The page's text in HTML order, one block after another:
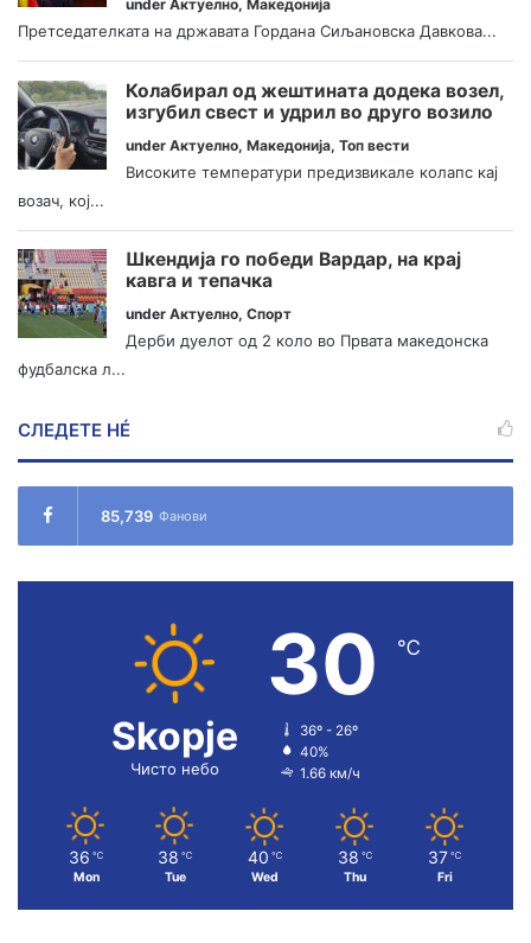
under Актуелно, Македонија
Претседателката на државата Гордана Сиљановска Давкова...
Колабирал од жештината додека возел,
изгубил свест и удрил во друго возило
under Актуелно, Македонија, Топ вести
Високите температури предизвикале колапс кај
возач, кој...
Шкендија го победи Вардар, на крај
кавга и тепачка
under Актуелно, Спорт
Дерби дуелот од 2 коло во Првата македонска
фудбалска л...
СЛЕДЕТЕ НÉ
85,739 Фанови
Skopje
Чисто небо
30 ℃
36º - 26º
40%
1.66 км/ч
36 ℃
Mon
38 ℃
Tue
40 ℃
Wed
38 ℃
Thu
37 ℃
Fri